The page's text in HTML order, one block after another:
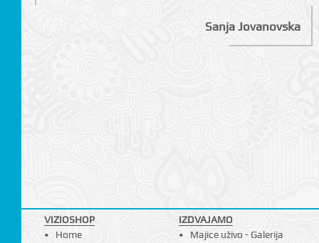
Sanja Jovanovska
VIZIOSHOP
Home
IZDVAJAMO
Majice uživo - Galerija